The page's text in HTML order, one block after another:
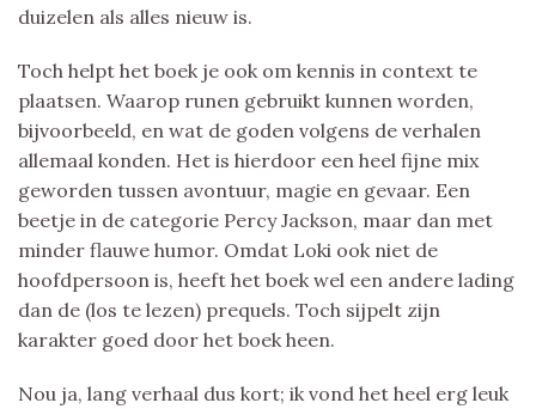
duizelen als alles nieuw is.
Toch helpt het boek je ook om kennis in context te
plaatsen. Waarop runen gebruikt kunnen worden,
bijvoorbeeld, en wat de goden volgens de verhalen
allemaal konden. Het is hierdoor een heel fijne mix
geworden tussen avontuur, magie en gevaar. Een
beetje in de categorie Percy Jackson, maar dan met
minder flauwe humor. Omdat Loki ook niet de
hoofdpersoon is, heeft het boek wel een andere lading
dan de (los te lezen) prequels. Toch sijpelt zijn
karakter goed door het boek heen.
Nou ja, lang verhaal dus kort; ik vond het heel erg leuk